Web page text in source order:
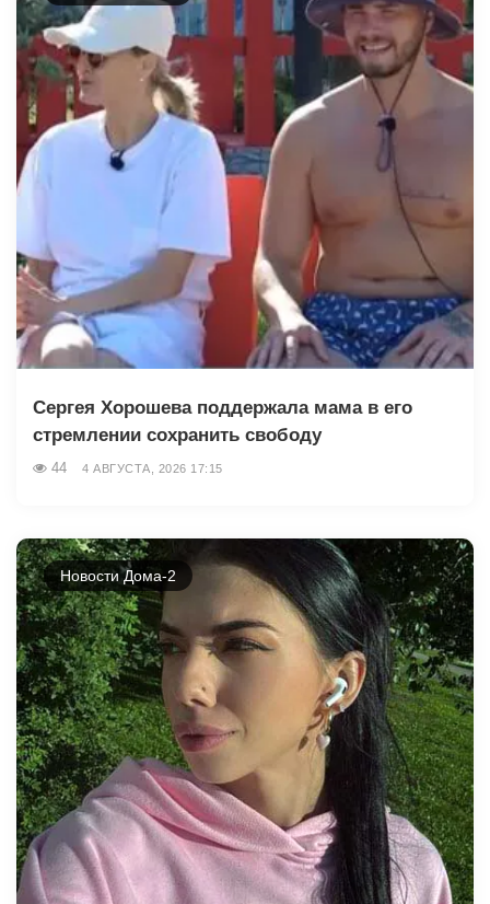
Сергея Хорошева поддержала мама в его
стремлении сохранить свободу
44 4 АВГУСТА, 2026 17:15
Новости Дома-2